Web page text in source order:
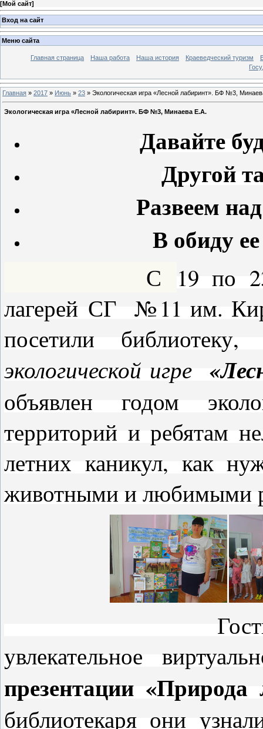
[Мой сайт]
Вход на сайт
Меню сайта
Главная страница Наша работа Наша история Краеведческий туризм
Главная » 2017 » Июнь » 23 » Экологическая игра «Лесной лабиринт». БФ №3,
Экологическая игра «Лесной лабиринт». БФ №3, Минаева Е.А.
Давайте
Другой
Развеем
В обиду
С 19 по
лагерей СГ №11 им.
посетили
экологической игре
объявлен годом
территорий и ребятам
летних каникул, как
животными и любимыми
Гости
увлекательное
презентации
библиотекаря они